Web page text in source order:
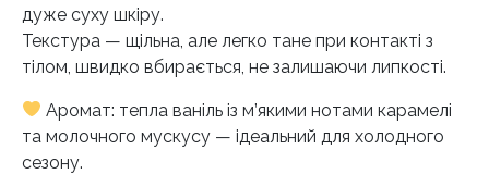
дуже суху шкіру.
Текстура — щільна, але легко тане при контакті з
тілом, швидко вбирається, не залишаючи липкості.
Аромат: тепла ваніль із м’якими нотами карамелі
та молочного мускусу — ідеальний для холодного
сезону.